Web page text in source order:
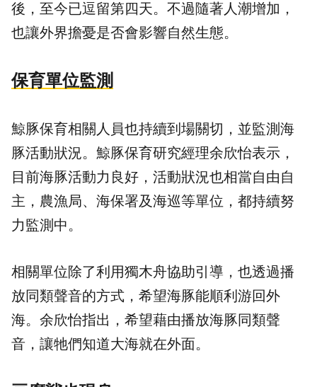
後，至今已逗留第四天。不過隨著人潮增加，
也讓外界擔憂是否會影響自然生態。
保育單位監測
鯨豚保育相關人員也持續到場關切，並監測海
豚活動狀況。鯨豚保育研究經理余欣怡表示，
目前海豚活動力良好，活動狀況也相當自由自
主，農漁局、海保署及海巡等單位，都持續努
力監測中。
相關單位除了利用獨木舟協助引導，也透過播
放同類聲音的方式，希望海豚能順利游回外
海。余欣怡指出，希望藉由播放海豚同類聲
音，讓牠們知道大海就在外面。